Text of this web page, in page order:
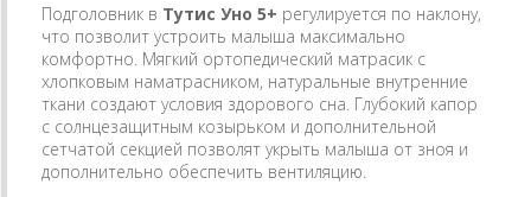
Подголовник в Тутис Уно 5+ регулируется по наклону,
что позволит устроить малыша максимально
комфортно. Мягкий ортопедический матрасик с
хлопковым наматрасником, натуральные внутренние
ткани создают условия здорового сна. Глубокий капор
с солнцезащитным козырьком и дополнительной
сетчатой секцией позволят укрыть малыша от зноя и
дополнительно обеспечить вентиляцию.